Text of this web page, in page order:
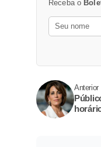
Receba o
Anterior